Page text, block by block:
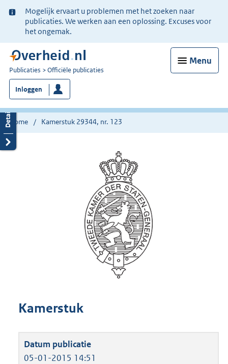
Ter
informatie:
Mogelijk ervaart u problemen met het zoeken naar
publicaties. We werken aan een oplossing. Excuses voor
het ongemak.
Menu
U
bent
nu
hier:
Publicaties Officiële publicaties
Inloggen
Home Kamerstuk 29344, nr. 123
Kamerstuk
05-01-2015 14:51